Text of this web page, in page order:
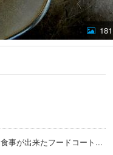
181
事が出来たフードコート ...